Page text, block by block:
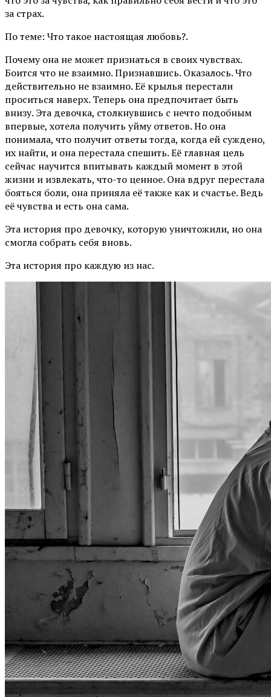
за страх.
По теме: Что такое настоящая любовь?.
Почему она не может признаться в своих чувствах.
Боится что не взаимно. Признавшись. Оказалось. Что
действительно не взаимно. Её крылья перестали
проситься наверх. Теперь она предпочитает быть
внизу. Эта девочка, столкнувшись с нечто подобным
впервые, хотела получить уйму ответов. Но она
понимала, что получит ответы тогда, когда ей суждено,
их найти, и она перестала спешить. Её главная цель
сейчас научится впитывать каждый момент в этой
жизни и извлекать, что-то ценное. Она вдруг перестала
бояться боли, она приняла её также как и счастье. Ведь
её чувства и есть она сама.
Эта история про девочку, которую уничтожили, но она
смогла собрать себя вновь.
Эта история про каждую из нас.